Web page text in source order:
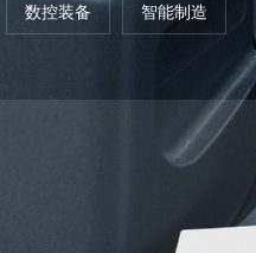
数控装备 智能制造